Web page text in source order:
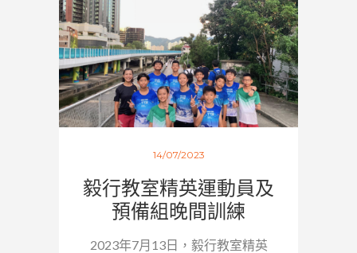
14/07/2023
毅行教室精英運動員及
預備組晚間訓練
2023年7月13日，毅行教室精英